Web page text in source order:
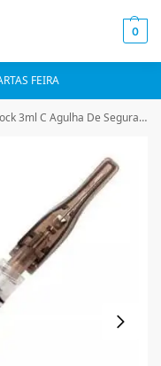
0
FEIRA
De Segurança-30mm X 0,7mm 22g (Preta)